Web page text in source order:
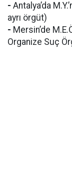
- Antalya’da
ayrı örgüt)
- Mersin’de
Organize Suç